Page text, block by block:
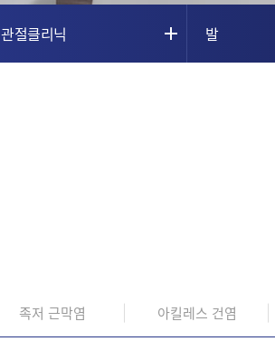
관절클리닉 발
족저 근막염 아킬레스 건염